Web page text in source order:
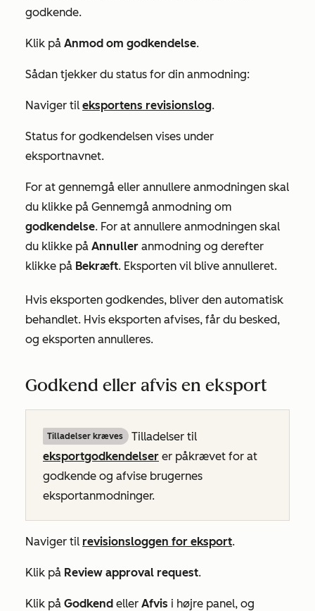
godkende.
Klik på Anmod om godkendelse.
Sådan tjekker du status for din anmodning:
Naviger til eksportens revisionslog.
Status for godkendelsen vises under
eksportnavnet.
For at gennemgå eller annullere anmodningen skal
du klikke på Gennemgå anmodning om
godkendelse. For at annullere anmodningen skal
du klikke på Annuller anmodning og derefter
klikke på Bekræft. Eksporten vil blive annulleret.
Hvis eksporten godkendes, bliver den automatisk
behandlet. Hvis eksporten afvises, får du besked,
og eksporten annulleres.
Godkend eller afvis en eksport
Tilladelser kræves
Tilladelser til
eksportgodkendelser er påkrævet for at
godkende og afvise brugernes
eksportanmodninger.
Naviger til revisionsloggen for eksport.
Klik på Review approval request.
Klik på Godkend eller Afvis i højre panel, og